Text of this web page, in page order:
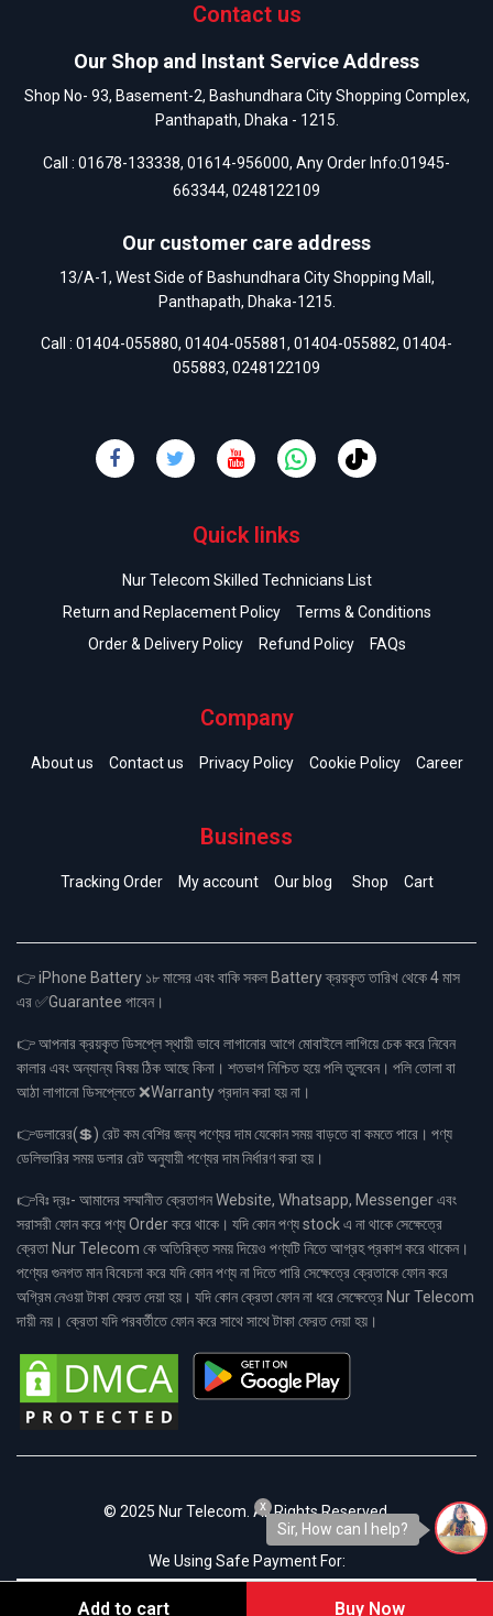
Contact us
Our Shop and Instant Service Address
Shop No- 93, Basement-2, Bashundhara City Shopping Complex,
Panthapath, Dhaka - 1215.
Call : 01678-133338, 01614-956000, Any Order Info:01945-
663344, 0248122109
Our customer care address
13/A-1, West Side of Bashundhara City Shopping Mall,
Panthapath, Dhaka-1215.
Call : 01404-055880, 01404-055881, 01404-055882, 01404-
055883, 0248122109
Quick links
Nur Telecom Skilled Technicians List
Return and Replacement Policy
Terms & Conditions
Order & Delivery Policy
Refund Policy FAQs
Company
About us Contact us Privacy Policy Cookie Policy Career
Business
Tracking Order My account Our blog Shop Cart
👉 iPhone Battery ১৮ মাসের এবং বাকি সকল Battery ক্রয়কৃত তারিখ থেকে 4 মাস
এর ✅Guarantee পাবেন।
👉 আপনার ক্রয়কৃত ডিসপ্লে স্থায়ী ভাবে লাগানোর আগে মোবাইলে লাগিয়ে চেক করে নিবেন
কালার এবং অন্যান্য বিষয় ঠিক আছে কিনা। শতভাগ নিশ্চিত হয়ে পলি তুলবেন। পলি তোলা বা
আঠা লাগানো ডিসপ্লেতে ❌Warranty প্রদান করা হয় না।
👉ডলারের(💲) রেট কম বেশির জন্য পণ্যের দাম যেকোন সময় বাড়তে বা কমতে পারে। পণ্য
ডেলিভারির সময় ডলার রেট অনুযায়ী পণ্যের দাম নির্ধারণ করা হয়।
👉বিঃ দ্রঃ- আমাদের সম্মানীত ক্রেতাগন Website, Whatsapp, Messenger এবং
সরাসরী ফোন করে পণ্য Order করে থাকে। যদি কোন পণ্য stock এ না থাকে সেক্ষেত্রে
ক্রেতা Nur Telecom কে অতিরিক্ত সময় দিয়েও পণ্যটি নিতে আগ্রহ প্রকাশ করে থাকেন।
পণ্যের গুনগত মান বিবেচনা করে যদি কোন পণ্য না দিতে পারি সেক্ষেত্রে ক্রেতাকে ফোন করে
অগ্রিম নেওয়া টাকা ফেরত দেয়া হয়। যদি কোন ক্রেতা ফোন না ধরে সেক্ষেত্রে Nur Telecom
দায়ী নয়। ক্রেতা যদি পরবর্তীতে ফোন করে সাথে সাথে টাকা ফেরত দেয়া হয়।
© 2025 Nur Telecom. All Rights Reserved.
We Using Safe Payment For:
Add to cart Buy Now
Sir, How can I help?
x